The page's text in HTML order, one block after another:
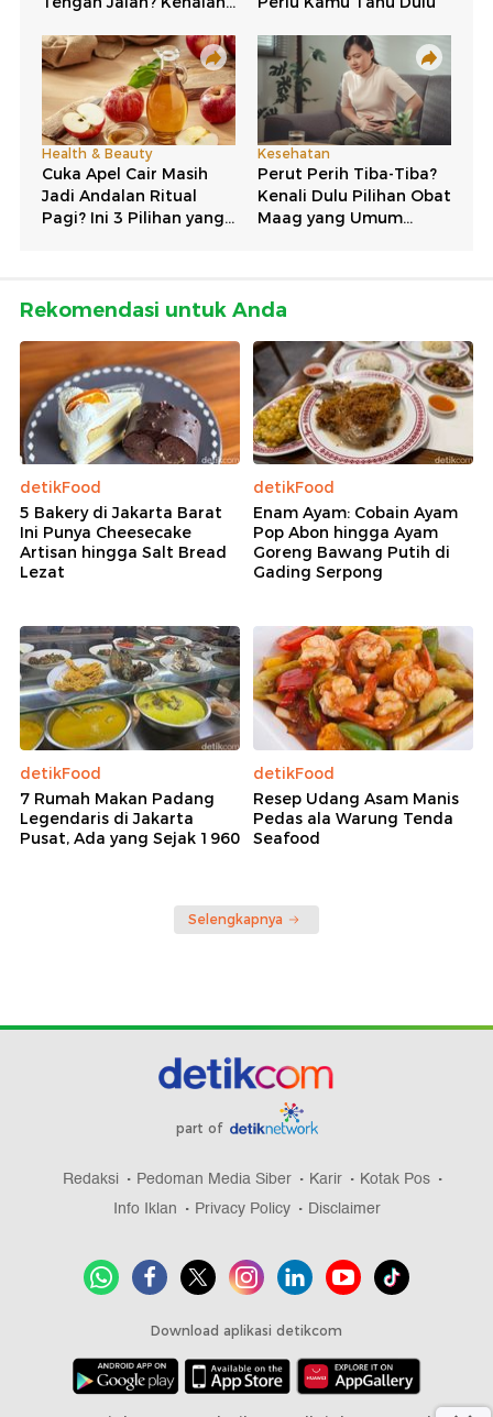
Rekomendasi untuk Anda
detikFood
5 Bakery di Jakarta Barat
Ini Punya Cheesecake
Artisan hingga Salt Bread
Lezat
detikFood
Enam Ayam: Cobain Ayam
Pop Abon hingga Ayam
Goreng Bawang Putih di
Gading Serpong
detikFood
7 Rumah Makan Padang
Legendaris di Jakarta
Pusat, Ada yang Sejak 1960
detikFood
Resep Udang Asam Manis
Pedas ala Warung Tenda
Seafood
Selengkapnya
part of
Redaksi Pedoman Media Siber Karir
Kotak Pos
Info Iklan
Privacy Policy Disclaimer
Download aplikasi detikcom